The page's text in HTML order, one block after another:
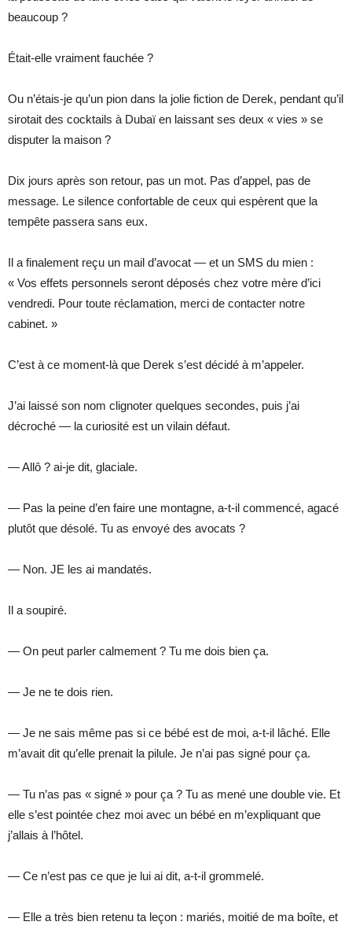
beaucoup ?
Était-elle vraiment fauchée ?
Ou n’étais-je qu’un pion dans la jolie fiction de Derek, pendant qu’il
sirotait des cocktails à Dubaï en laissant ses deux « vies » se
disputer la maison ?
Dix jours après son retour, pas un mot. Pas d’appel, pas de
message. Le silence confortable de ceux qui espèrent que la
tempête passera sans eux.
Il a finalement reçu un mail d’avocat — et un SMS du mien :
« Vos effets personnels seront déposés chez votre mère d’ici
vendredi. Pour toute réclamation, merci de contacter notre
cabinet. »
C’est à ce moment-là que Derek s’est décidé à m’appeler.
J’ai laissé son nom clignoter quelques secondes, puis j’ai
décroché — la curiosité est un vilain défaut.
— Allô ? ai-je dit, glaciale.
— Pas la peine d’en faire une montagne, a-t-il commencé, agacé
plutôt que désolé. Tu as envoyé des avocats ?
— Non. JE les ai mandatés.
Il a soupiré.
— On peut parler calmement ? Tu me dois bien ça.
— Je ne te dois rien.
— Je ne sais même pas si ce bébé est de moi, a-t-il lâché. Elle
m’avait dit qu’elle prenait la pilule. Je n’ai pas signé pour ça.
— Tu n’as pas « signé » pour ça ? Tu as mené une double vie. Et
elle s’est pointée chez moi avec un bébé en m’expliquant que
j’allais à l’hôtel.
— Ce n’est pas ce que je lui ai dit, a-t-il grommelé.
— Elle a très bien retenu ta leçon : mariés, moitié de ma boîte, et